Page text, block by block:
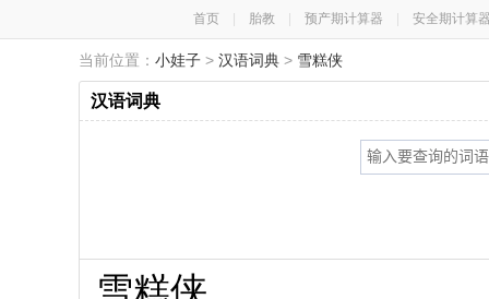
首页 胎教 预产期计算器 安全期计算
当前位置： 小娃子 > 汉语词典 > 雪糕侠
汉语词典
雪糕侠